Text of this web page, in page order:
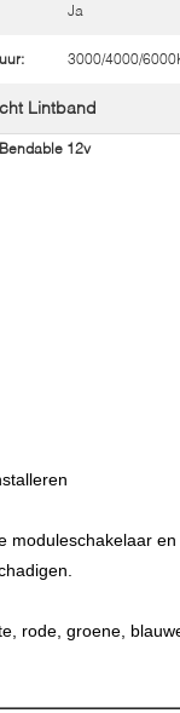
Ja
3000/4000/
Lintband
12v
moduleschakelaar
rode, groene,